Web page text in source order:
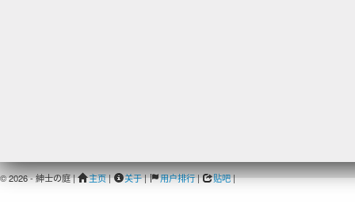
© 2026 - 紳士の庭 | 主页| 关于| 用户排行| 贴吧|